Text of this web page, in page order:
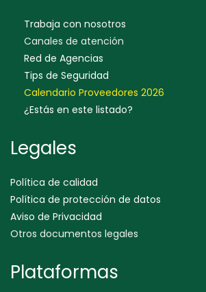
Trabaja con nosotros
Canales de atención
Red de Agencias
Tips de Seguridad
Calendario Proveedores 2026
¿Estás en este listado?
Legales
Política de calidad
Política de protección de datos
Aviso de Privacidad
Otros documentos legales
Plataformas